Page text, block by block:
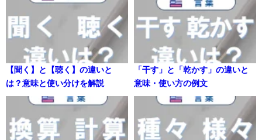
【聞く】と【聴く】の違いと
は？意味と使い分けを解説
「干す」と「乾かす」の違いと
意味・使い方の例文